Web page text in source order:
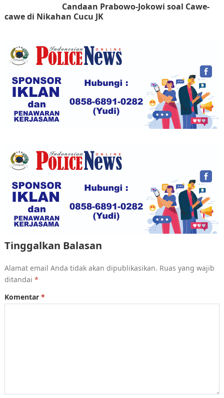
Candaan Prabowo-Jokowi soal Cawe-
cawe di Nikahan Cucu JK
Tinggalkan Balasan
Alamat email Anda tidak akan dipublikasikan. Ruas yang wajib
ditandai *
Komentar *